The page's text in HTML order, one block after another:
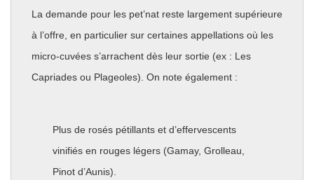
La demande pour les pet’nat reste largement supérieure
à l’offre, en particulier sur certaines appellations où les
micro-cuvées s’arrachent dès leur sortie (ex : Les
Capriades ou Plageoles). On note également :
Plus de rosés pétillants et d’effervescents
vinifiés en rouges légers (Gamay, Grolleau,
Pinot d’Aunis).